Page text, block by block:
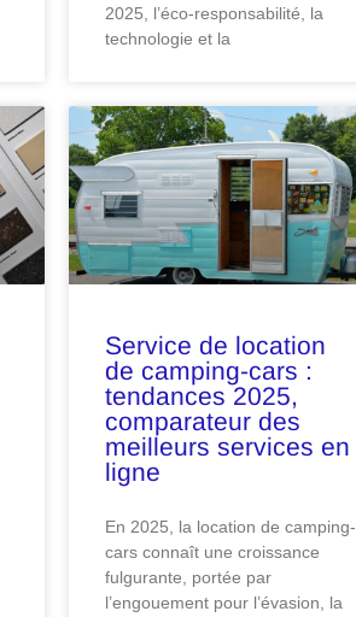
2025, l’éco-responsabilité, la
technologie et la
Service de location
de camping-cars :
tendances 2025,
comparateur des
meilleurs services en
ligne
En 2025, la location de camping-
cars connaît une croissance
fulgurante, portée par
l’engouement pour l’évasion, la